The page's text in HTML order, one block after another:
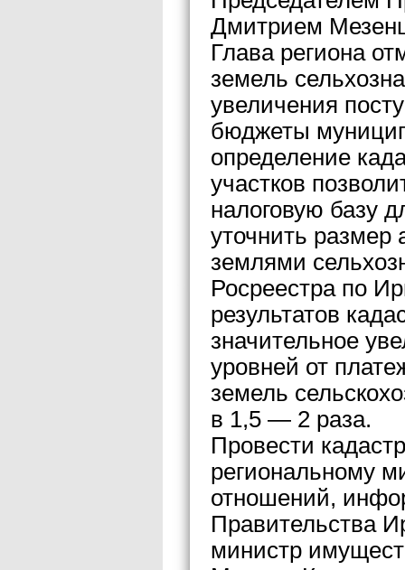
Дмитрием
Глава региона
земель
увеличения
бюджеты
определение
участков
налоговую базу
уточнить размер
землями
Росреестра по
результатов
значительное
уровней от
земель
в 1,5 — 2 раза.
Провести
региональному
отношений,
Правительства
министр